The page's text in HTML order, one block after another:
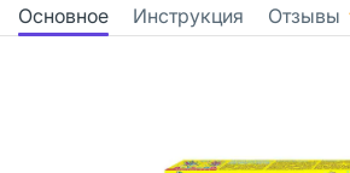
Основное Инструкция Отзывы